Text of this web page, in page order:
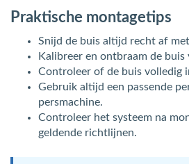
Praktische montagetips
Snijd de buis altijd recht af
Kalibreer en ontbraam de buis
Controleer of de buis volledig
Gebruik altijd een passende
persmachine.
Controleer het systeem na
geldende richtlijnen.